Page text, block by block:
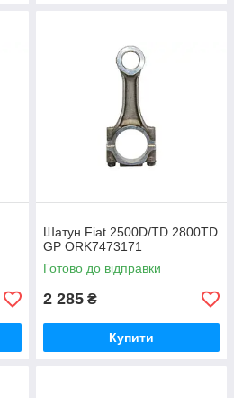
Шатун Fiat 2500D/TD 2800TD
GP ORK7473171
Готово до відправки
2 285 ₴
Купити